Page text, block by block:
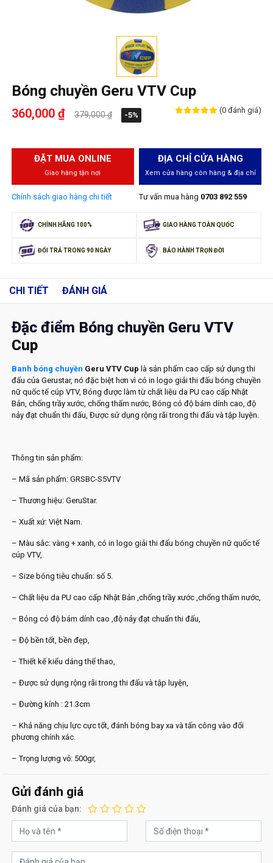
Bóng chuyền Geru VTV Cup
360,000 ₫ 379,000 ₫ -5%
(0 đánh giá)
ĐẶT MUA ONLINE
Giao hàng tận nơi
Chính sách giao hàng chi tiết
ĐỊA CHỈ CỬA HÀNG
Xem cửa hàng còn hàng & địa chỉ
Tư vấn mua hàng 0703 892 559
CHÍNH HÃNG 100% GIAO HÀNG TOÀN QUỐC
ĐỔI TRẢ TRONG 90 NGÀY BẢO HÀNH TRỌN ĐỜI
CHI TIẾT ĐÁNH GIÁ
Đặc điểm Bóng chuyền Geru VTV
Cup
Banh bóng chuyền Geru VTV Cup là sản phẩm cao cấp sử dụng thi
đấu của Gerustar, nó đặc biệt hơn vì có in logo giải thi đấu bóng chuyền
nữ quốc tế cúp VTV, Bóng được làm từ chất liệu da PU cao cấp Nhật
Bản, chống trầy xước, chống thấm nước, Bóng có độ bám dính cao, độ
nảy đạt chuẩn thi đấu, Được sử dụng rộng rãi trong thi đấu và tập luyện.
Thông tin sản phẩm:
– Mã sản phẩm: GRSBC-S5VTV
– Thương hiệu: GeruStar.
– Xuất xứ: Việt Nam.
– Màu sắc: vàng + xanh, có in logo giải thi đấu bóng chuyền nữ quốc tế
cúp VTV,
– Size bóng tiêu chuẩn: số 5.
– Chất liệu da PU cao cấp Nhật Bản ,chống trầy xước ,chống thấm nước,
– Bóng có độ bám dính cao ,độ nảy đạt chuẩn thi đấu,
– Độ bền tốt, bền đẹp,
– Thiết kế kiểu dáng thể thao,
– Được sử dụng rộng rãi trong thi đấu và tập luyện,
– Đường kính : 21.3cm
– Khả năng chịu lực cực tốt, đánh bóng bay xa và tấn công vào đối
phương chính xác.
– Trọng lượng vỏ: 500gr,
Gửi đánh giá
Đánh giá của bạn: